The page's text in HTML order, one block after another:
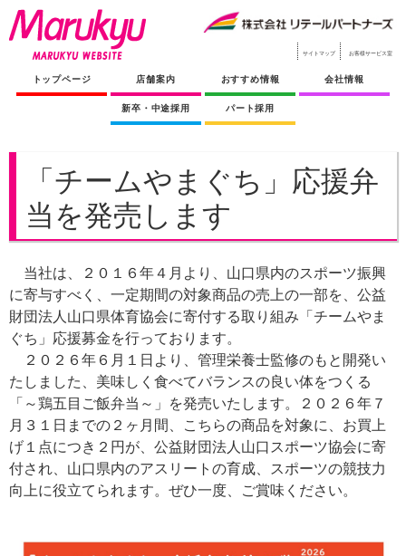
サイトマップ お客様サービス室
トップページ 店舗案内 おすすめ情報 会社情報
新卒・中途採用 パート採用
「チームやまぐち」応援弁
当を発売します
当社は、２０１６年４月より、山口県内のスポーツ振興
に寄与すべく、一定期間の対象商品の売上の一部を、公益
財団法人山口県体育協会に寄付する取り組み「チームやま
ぐち」応援募金を行っております。
２０２６年６月１日より、管理栄養士監修のもと開発い
たしました、美味しく食べてバランスの良い体をつくる
「～鶏五目ご飯弁当～」を発売いたします。２０２６年７
月３１日までの２ヶ月間、こちらの商品を対象に、お買上
げ１点につき２円が、公益財団法人山口スポーツ協会に寄
付され、山口県内のアスリートの育成、スポーツの競技力
向上に役立てられます。ぜひ一度、ご賞味ください。